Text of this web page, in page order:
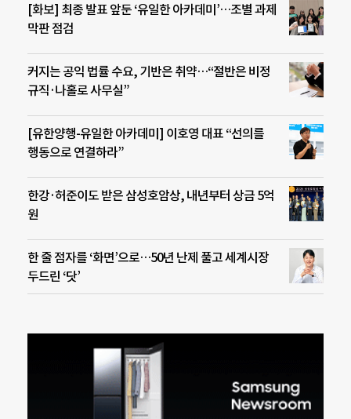
[화보] 최종 발표 앞둔 ‘유일한 아카데미’…조별 과제
막판 점검
커지는 공익 법률 수요, 기반은 취약…“절반은 비정
규직·나홀로 사무실”
[유한양행-유일한 아카데미] 이호영 대표 “선의를
행동으로 연결하라”
한강·허준이도 받은 삼성호암상, 내년부터 상금 5억
원
한 줄 점자를 ‘화면’으로…50년 난제 풀고 세계시장
두드린 ‘닷’